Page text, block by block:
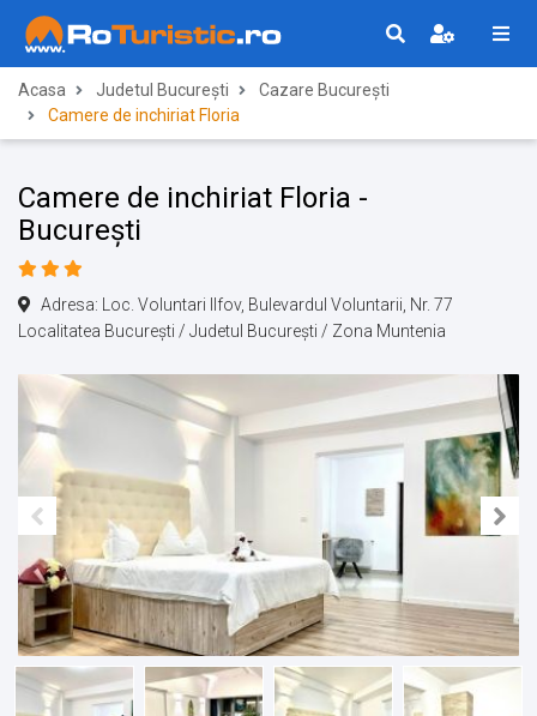
Acasa Judetul București
Cazare București
Camere de inchiriat Floria
Camere de inchiriat Floria -
București
Adresa: Loc. Voluntari Ilfov, Bulevardul Voluntarii, Nr. 77
Localitatea București / Judetul București / Zona Muntenia